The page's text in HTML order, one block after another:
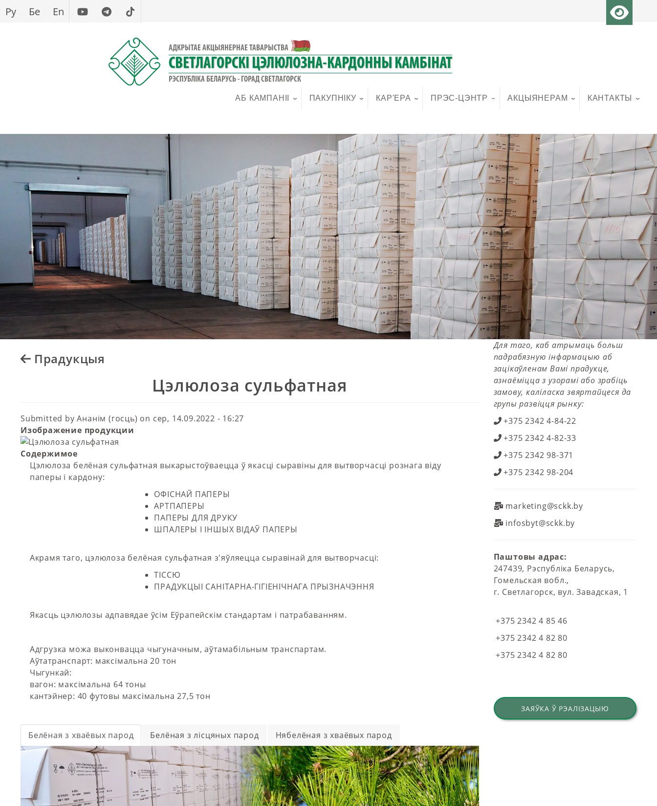
Перайсці
даРу Бе En
АДКРЫТАЕ АКЦЫЯНЕРНАЕ ТАВАРЫСТВА
СВЕТЛАГОРСКІ ЦЭЛЮЛОЗНА-КАРДОННЫ КАМБІНАТ
РЭСПУБЛІКА БЕЛАРУСЬ - ГОРАД СВЕТЛАГОРСК
АБ КАМПАНІІ ПАКУПНІКУ КАР'ЕРА ПРЭС-ЦЭНТР АКЦЫЯНЕРАМ КАНТАКТЫ
Прадукцыя
Цэлюлоза сульфатная
Submitted byАнанім (госць) on сер, 14.09.2022 - 16:27
Изображение продукции
Содержимое
Цэлюлоза белёная сульфатная выкарыстоўваецца ў якасці сыравіны для вытворчасці рознага віду
паперы і кардону:
ОФІСНАЙ ПАПЕРЫ
АРТПАПЕРЫ
ПАПЕРЫ ДЛЯ ДРУКУ
ШПАЛЕРЫ І ІНШЫХ ВІДАЎ ПАПЕРЫ
Акрамя таго, цэлюлоза белёная сульфатная з'яўляецца сыравінай для вытворчасці:
ТІССЮ
ПРАДУКЦЫІ САНІТАРНА-ГІГІЕНІЧНАГА ПРЫЗНАЧЭННЯ
Якасць цэлюлозы адпавядае ўсім Еўрапейскім стандартам і патрабаванням.
Адгрузка можа выконвацца чыгуначным, аўтамабільным транспартам.
Аўтатранспарт: максімальна 20 тон
Чыгункай:
вагон: максімальна 64 тоны
кантэйнер: 40 футовы максімальна 27,5 тон
Белёная з хваёвых парод Белёная з лісцяных парод Нябелёная з хваёвых парод
Для таго, каб атрымаць больш
падрабязную інфармацыю аб
зацікаўленам Вамі прадукце,
азнаёміцца з узорамі або зрабіць
замову, каліласка звяртайцеся да
групы развіцця рынку:
+375 2342 4-84-22
+375 2342 4-82-33
+375 2342 98-371
+375 2342 98-204
marketing@sckk.by
infosbyt@sckk.by
Паштовы адрас:
247439, Рэспубліка Беларусь,
Гомельская вобл.,
г. Светлагорск, вул. Завадская, 1
+375 2342 4 85 46
+375 2342 4 82 80
+375 2342 4 82 80
ЗАЯЎКА Ў РЭАЛІЗАЦЫЮ